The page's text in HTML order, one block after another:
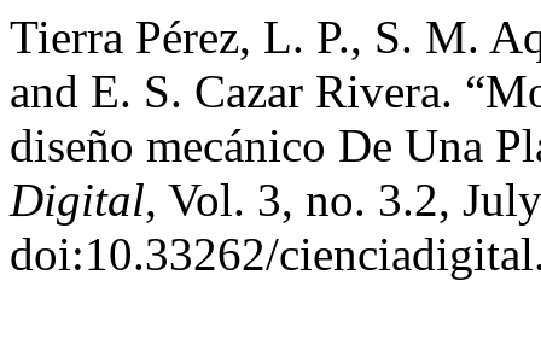
Tierra Pérez, L. P., S. M.
and E. S. Cazar Rivera.
diseño mecánico De Una
Digital, Vol. 3, no. 3.2,
doi:10.33262/